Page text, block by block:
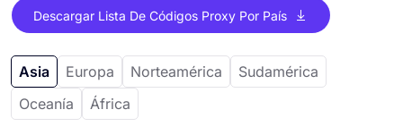
Descargar Lista De Códigos Proxy Por País
Asia Europa Norteamérica
Sudamérica
Oceanía
África